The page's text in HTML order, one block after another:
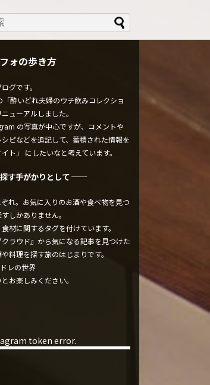
ォの歩き方
グです。
「酔いどれ夫婦のウチ飲みコレクショ
ューアルしました。
の写真が中心ですが、コメントや
ピなどを追記して、蓄積された情報を
ト」 にしたいなと考えています。
す手がかりとして ──
れ。お気に入りのお酒や食べ物を見つ
しかありません。
材に関するタグを付けています。
クラウド』から気になる記事を見つけた
料理を探す旅のはじまりです。
レの世界
お楽しみください。
token error.